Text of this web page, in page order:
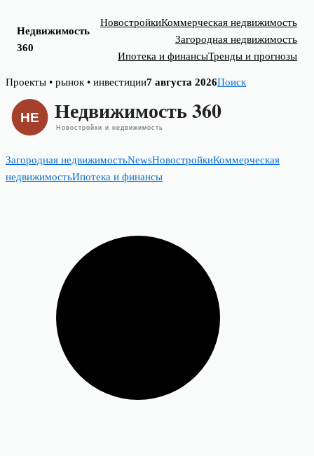
Недвижимость
360
НовостройкиКоммерческая недвижимость
Загородная недвижимость
Ипотека и финансыТренды и прогнозы
Skip
content
Проекты • рынок • инвестиции7 августа 2026Поиск
Загородная недвижимостьNewsНовостройкиКоммерческая
недвижимостьИпотека и финансы